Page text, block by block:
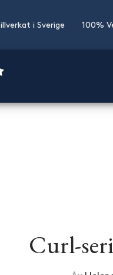
i Sverige 100%
Curl-